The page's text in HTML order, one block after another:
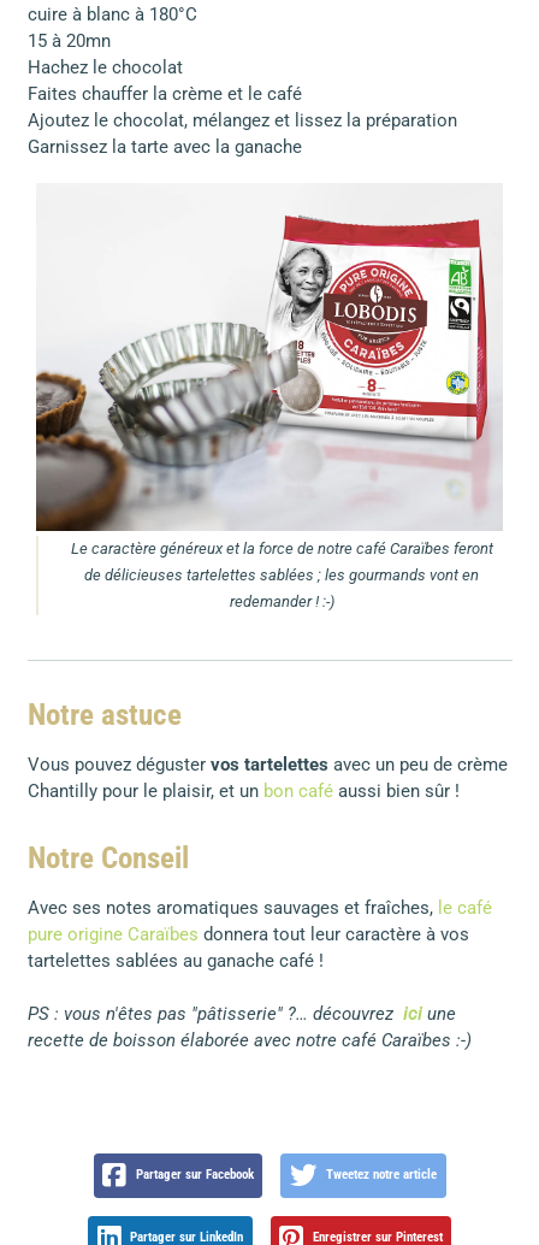
cuire à blanc à 180°C
15 à 20mn
Hachez le chocolat
Faites chauffer la crème et le café
Ajoutez le chocolat, mélangez et lissez la préparation
Garnissez la tarte avec la ganache
Le caractère généreux et la force de notre café Caraïbes feront
de délicieuses tartelettes sablées ; les gourmands vont en
redemander ! :-)
Notre astuce
Vous pouvez déguster vos tartelettes avec un peu de crème
Chantilly pour le plaisir, et un bon caféaussi bien sûr !
Notre Conseil
Avec ses notes aromatiques sauvages et fraîches, le café
pure origine Caraïbes donnera tout leur caractère à vos
tartelettes sablées au ganache café !
PS : vous n'êtes pas "pâtisserie" ?… découvrez ici une
recette de boisson élaborée avec notre café Caraïbes :-)
Partager sur Facebook Tweetez notre article
Partager sur LinkedIn Enregistrer sur Pinterest